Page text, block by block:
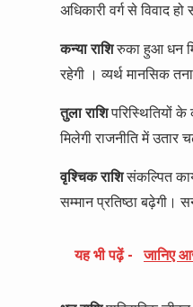
अधिकारी वर्ग से विवाद
कन्या राशिरुका हुआ धन
रहेगी । व्यर्थ मानसिक
तुला राशिपरिस्थितियों के
मिलेगी राजनीति में उतार
वृश्चिक राशिसंकल्पित
सम्मान प्रतिष्ठा बढ़ेगी।
यह भी पढ़ें - जानिए